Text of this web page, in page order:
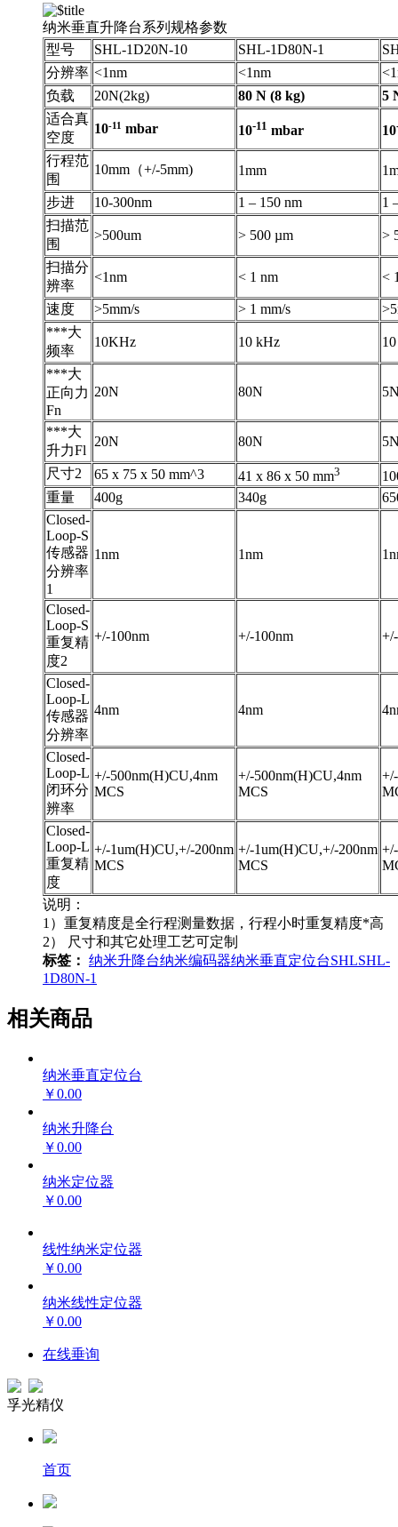
纳米垂直升降台系列规格参数
型号
SHL-1D20N-10 SHL-1D80N-1
分辨率 <1nm <1nm
负载
20N(2kg) 80 N (8 kg)
5
适合真
空度
10-11 mbar 10-11 mbar 10
行程范
围
10mm（+/-5mm) 1mm
步进 10-300nm 1 – 150 nm
1
扫描范
围
>500um > 500 µm >
扫描分
辨率
<1nm < 1 nm <
速度 >5mm/s > 1 mm/s
***大
频率
10KHz 10 kHz
***大
正向力
Fn
20N 80N
***大
升力Fl
20N 80N
尺寸2 65 x 75 x 50 mm^3 41 x 86 x 50 mm3
重量
400g 340g
Closed-
Loop-S
传感器
分辨率
1
1nm 1nm
Closed-
Loop-S
重复精
度2
+/-100nm +/-100nm
Closed-
Loop-L
传感器
分辨率
4nm 4nm
Closed-
Loop-L
闭环分
辨率
+/-500nm(H)CU,4nm
MCS
+/-500nm(H)CU,4nm
MCS
Closed-
Loop-L
重复精
度
+/-1um(H)CU,+/-200nm
MCS
+/-1um(H)CU,+/-200nm
MCS
说明：
1）重复精度是全行程测量数据，行程小时重复精度*高
2） 尺寸和其它处理工艺可定制
标签： 纳米升降台纳米编码器纳米垂直定位台SHLSHL-
1D80N-1
相关商品
纳米垂直定位台
￥0.00
纳米升降台
￥0.00
纳米定位器
￥0.00
线性纳米定位器
￥0.00
纳米线性定位器
￥0.00
在线垂询
孚光精仪
首页